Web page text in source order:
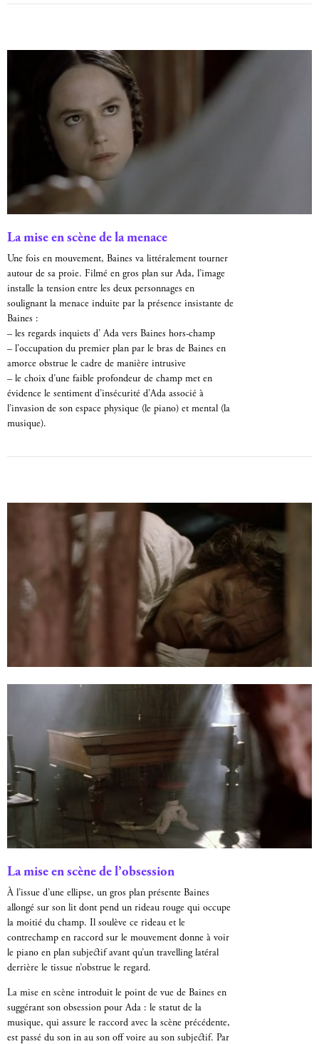
La mise en scène de la menace
Une fois en mouvement, Baines va littéralement tourner
autour de sa proie. Filmé en gros plan sur Ada, l’image
installe la tension entre les deux personnages en
soulignant la menace induite par la présence insistante de
Baines :
– les regards inquiets d’ Ada vers Baines hors-champ
– l’occupation du premier plan par le bras de Baines en
amorce obstrue le cadre de manière intrusive
– le choix d’une faible profondeur de champ met en
évidence le sentiment d’insécurité d’Ada associé à
l’invasion de son espace physique (le piano) et mental (la
musique).
La mise en scène de l’obsession
À l’issue d’une ellipse, un gros plan présente Baines
allongé sur son lit dont pend un rideau rouge qui occupe
la moitié du champ. Il soulève ce rideau et le
contrechamp en raccord sur le mouvement donne à voir
le piano en plan subjectif avant qu’un travelling latéral
derrière le tissue n’obstrue le regard.
La mise en scène introduit le point de vue de Baines en
suggérant son obsession pour Ada : le statut de la
musique, qui assure le raccord avec la scène précédente,
est passé du son in au son off voire au son subjectif. Par